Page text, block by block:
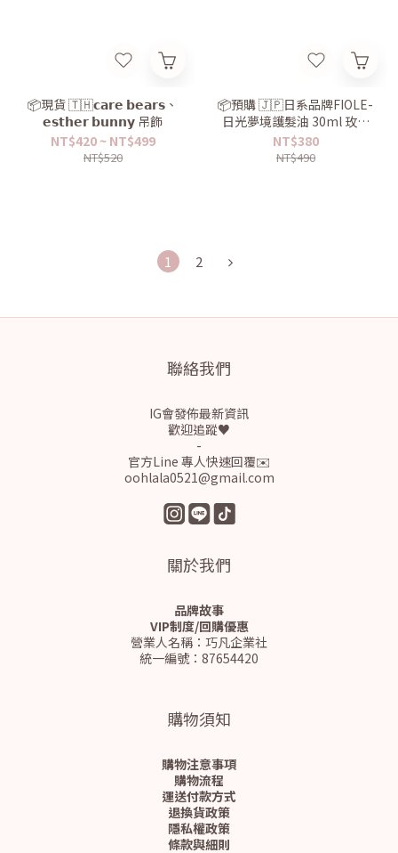
📦現貨 🇹🇭𝗰𝗮𝗿𝗲 𝗯𝗲𝗮𝗿𝘀、
𝗲𝘀𝘁𝗵𝗲𝗿 𝗯𝘂𝗻𝗻𝘆 吊飾
NT$420 ~ NT$499
NT$520
📦預購 🇯🇵日系品牌FIOLE-
日光夢境護髮油 30ml 玫瑰
香味🌹
NT$380
NT$490
1 2
聯絡我們
IG會發佈最新資訊
歡迎追蹤♥
-
官方Line 專人快速回覆✉️
oohlala0521@gmail.com
關於我們
品牌故事
VIP制度/回購優惠
營業人名稱：巧凡企業社
統一編號：87654420
購物須知
購物注意事項
購物流程
運送付款方式
退換貨政策
隱私權政策
條款與細則